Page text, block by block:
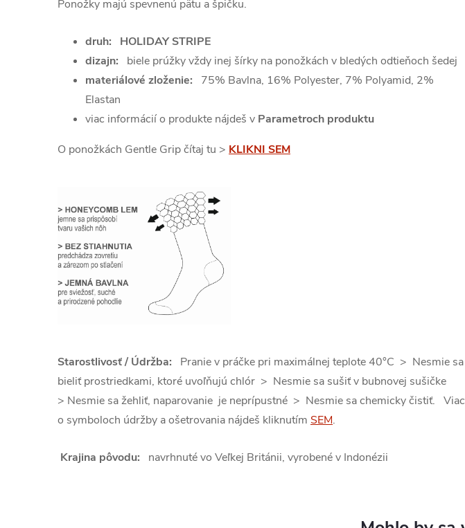
Ponožky majú spevnenú pätu a špičku.
druh: HOLIDAY STRIPE
dizajn:
biele prúžky vždy inej šírky na ponožkách v bledých odtieňoch šedej
materiálové zloženie:
75% Bavlna, 16% Polyester, 7% Polyamid, 2%
Elastan
viac informácií o produkte nájdeš v Parametroch produktu
O ponožkách Gentle Grip čítaj tu > KLIKNI SEM
Starostlivosť / Údržba: Pranie v práčke pri maximálnej teplote 40°C > Nesmie sa
bieliť prostriedkami, ktoré uvoľňujú chlór > Nesmie sa sušiť v bubnovej sušičke
> Nesmie sa žehliť, naparovanie je neprípustné > Nesmie sa chemicky čistiť. Viac
o symboloch údržby a ošetrovania nájdeš kliknutím SEM.
Krajina pôvodu: navrhnuté vo Veľkej Británii, vyrobené v Indonézii